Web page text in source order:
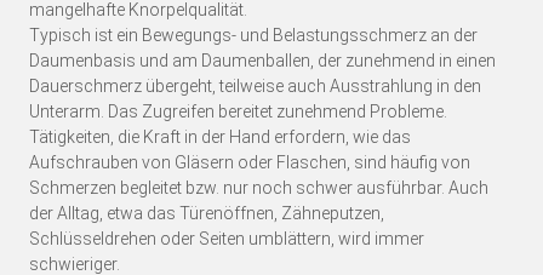
mangelhafte Knorpelqualität.
Typisch ist ein Bewegungs- und Belastungsschmerz an der
Daumenbasis und am Daumenballen, der zunehmend in einen
Dauerschmerz übergeht, teilweise auch Ausstrahlung in den
Unterarm. Das Zugreifen bereitet zunehmend Probleme.
Tätigkeiten, die Kraft in der Hand erfordern, wie das
Aufschrauben von Gläsern oder Flaschen, sind häufig von
Schmerzen begleitet bzw. nur noch schwer ausführbar. Auch
der Alltag, etwa das Türenöffnen, Zähneputzen,
Schlüsseldrehen oder Seiten umblättern, wird immer
schwieriger.